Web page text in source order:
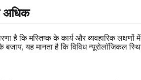
अधिक
है कि मस्तिष्क के कार्य और व्यवहारिक
यह मानता है कि विविध न्यूरोलॉजिकल